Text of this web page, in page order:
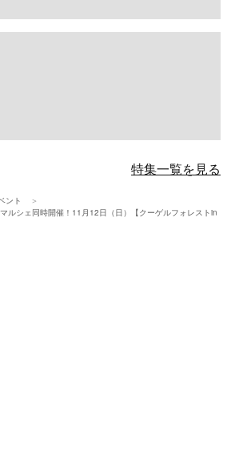
特集一覧を見る
ント
ルシェ同時開催！11月12日（日）【クーゲルフォレストin